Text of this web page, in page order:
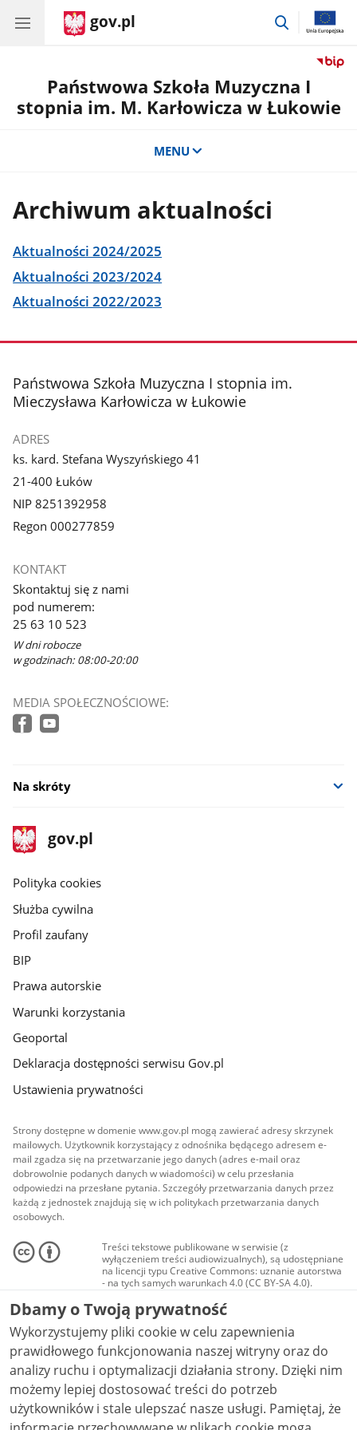
gov.pl
przejdź
Państwowa Szkoła Muzyczna I
stopnia im. M. Karłowicza w Łukowie
MENU
Archiwum aktualności
Aktualności 2024/2025
Aktualności 2023/2024
Aktualności 2022/2023
stopka
Państwowa Szkoła Muzyczna I stopnia im.
Mieczysława Karłowicza w Łukowie
ADRES
ks. kard. Stefana Wyszyńskiego 41
21-400 Łuków
NIP 8251392958
Regon 000277859
KONTAKT
Skontaktuj się z nami
pod numerem:
25 63 10 523
W dni robocze
w godzinach: 08:00-20:00
MEDIA SPOŁECZNOŚCIOWE:
Na skróty
stopka
gov.pl
Strona
gov.pl
gov.pl
Polityka cookies
Służba cywilna
Profil zaufany
BIP
Prawa autorskie
Warunki korzystania
Geoportal
Deklaracja dostępności serwisu Gov.pl
Ustawienia prywatności
Strony dostępne w domenie www.gov.pl mogą zawierać adresy skrzynek
mailowych. Użytkownik korzystający z odnośnika będącego adresem e-
mail zgadza się na przetwarzanie jego danych (adres e-mail oraz
dobrowolnie podanych danych w wiadomości) w celu przesłania
odpowiedzi na przesłane pytania. Szczegóły przetwarzania danych przez
każdą z jednostek znajdują się w ich politykach przetwarzania danych
osobowych.
Treści tekstowe publikowane w serwisie (z
wyłączeniem treści audiowizualnych), są udostępniane
na licencji typu Creative Commons: uznanie autorstwa
- na tych samych warunkach 4.0 (CC BY-SA 4.0).
Materiały audiowizualne, w tym zdjęcia, materiały
audio i wideo, są udostępniane na licencji typu
Creative Commons: uznanie autorstwa użycie
niekomercyjne - bez utworów zależnych 4.0 (CC BY-
NC-ND 4.0), o ile nie jest to stwierdzone inaczej.
Dbamy o Twoją prywatność
Wykorzystujemy pliki cookie w celu zapewnienia
prawidłowego funkcjonowania naszej witryny oraz do
analizy ruchu i optymalizacji działania strony. Dzięki nim
możemy lepiej dostosować treści do potrzeb
użytkowników i stale ulepszać nasze usługi. Pamiętaj, że